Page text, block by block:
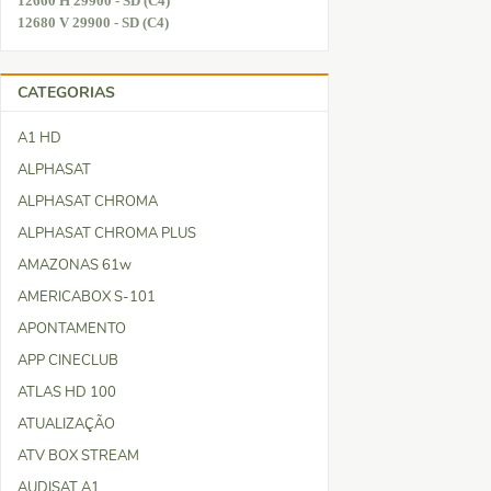
12680 V 29900 - SD (C4)
CATEGORIAS
A1 HD
ALPHASAT
ALPHASAT CHROMA
ALPHASAT CHROMA PLUS
AMAZONAS 61w
AMERICABOX S-101
APONTAMENTO
APP CINECLUB
ATLAS HD 100
ATUALIZAÇÃO
ATV BOX STREAM